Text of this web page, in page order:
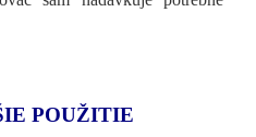
POUŽITIE